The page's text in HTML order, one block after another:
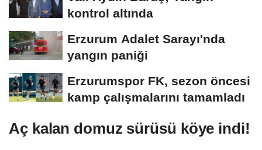
kontrol altında
Erzurum Adalet Sarayı'nda
yangın paniği
Erzurumspor FK, sezon öncesi
kamp çalışmalarını tamamladı
Aç kalan domuz sürüsü köye indi!